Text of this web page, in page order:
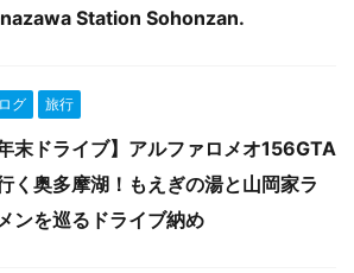
Station Sohonzan.
グ 旅行
年末ドライブ】アルファロメオ156GTA
く奥多摩湖！もえぎの湯と山岡家ラ
ンを巡るドライブ納め